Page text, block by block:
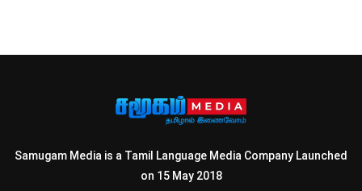
Samugam Media is a Tamil Language Media Company Launched
on 15 May 2018